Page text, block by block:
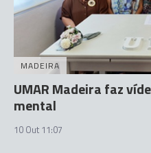
MADEIRA
UMAR Madeira faz
mental
10 Out 11:07